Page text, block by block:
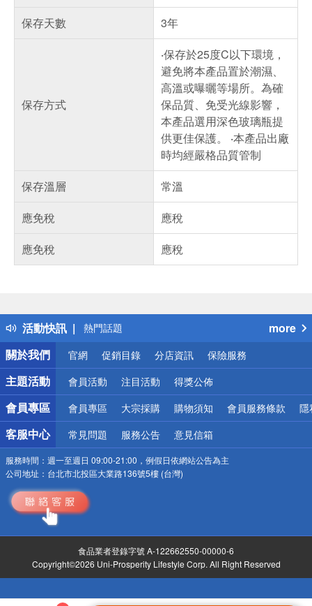
保存天數
3年
保存方式
‧保存於25度C以下環境，
避免將本產品置於潮濕、
高溫或曝曬等場所。為確
保品質、免受光線影響，
本產品選用深色玻璃瓶提
供更佳保護。 ‧本產品出廠
時均經嚴格品質管制
保存溫層
常溫
應免稅
應稅
應免稅
應稅
活動快訊
得獎公告
熱門話題
銀行優惠
偏遠地區配送
詐騙網頁！請小心！
more
關於我們
官網 促銷目錄 分店資訊 保險服務
主題活動 會員活動 注目活動 得獎公佈
會員專區 會員專區 大宗採購 購物須知 會員服務條款 隱
客服中心 常見問題 服務公告 意見信箱
服務時間： 週一至週日 09:00-21:00，例假日依網站公告為主
公司地址： 台北市北投區大業路136號5樓 (台灣)
食品業者登錄字號 A-122662550-00000-6
Copyright©2026 Uni-Prosperity Lifestyle Corp. All Right Reserved